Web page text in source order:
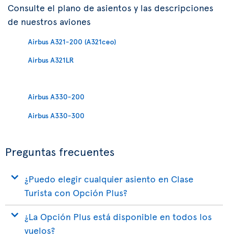
Consulte el plano de asientos y las descripciones
de nuestros aviones
Airbus A321-200 (A321ceo)
Airbus A321LR
Airbus A330-200
Airbus A330-300
Preguntas frecuentes
¿Puedo elegir cualquier asiento en Clase
Turista con Opción Plus?
¿La Opción Plus está disponible en todos los
vuelos?